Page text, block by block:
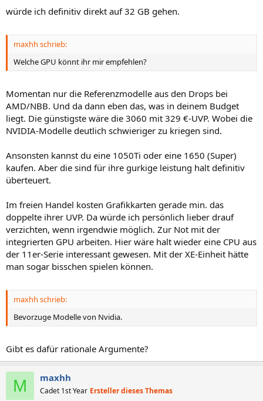
würde ich definitiv direkt auf 32 GB gehen.
maxhh schrieb:
Welche GPU könnt ihr mir empfehlen?
Momentan nur die Referenzmodelle aus den Drops bei
AMD/NBB. Und da dann eben das, was in deinem Budget
liegt. Die günstigste wäre die 3060 mit 329 €-UVP. Wobei die
NVIDIA-Modelle deutlich schwieriger zu kriegen sind.
Ansonsten kannst du eine 1050Ti oder eine 1650 (Super)
kaufen. Aber die sind für ihre gurkige leistung halt definitiv
überteuert.
Im freien Handel kosten Grafikkarten gerade min. das
doppelte ihrer UVP. Da würde ich persönlich lieber drauf
verzichten, wenn irgendwie möglich. Zur Not mit der
integrierten GPU arbeiten. Hier wäre halt wieder eine CPU aus
der 11er-Serie interessant gewesen. Mit der XE-Einheit hätte
man sogar bisschen spielen können.
maxhh schrieb:
Bevorzuge Modelle von Nvidia.
Gibt es dafür rationale Argumente?
M maxhh
Cadet 1st Year Ersteller dieses Themas